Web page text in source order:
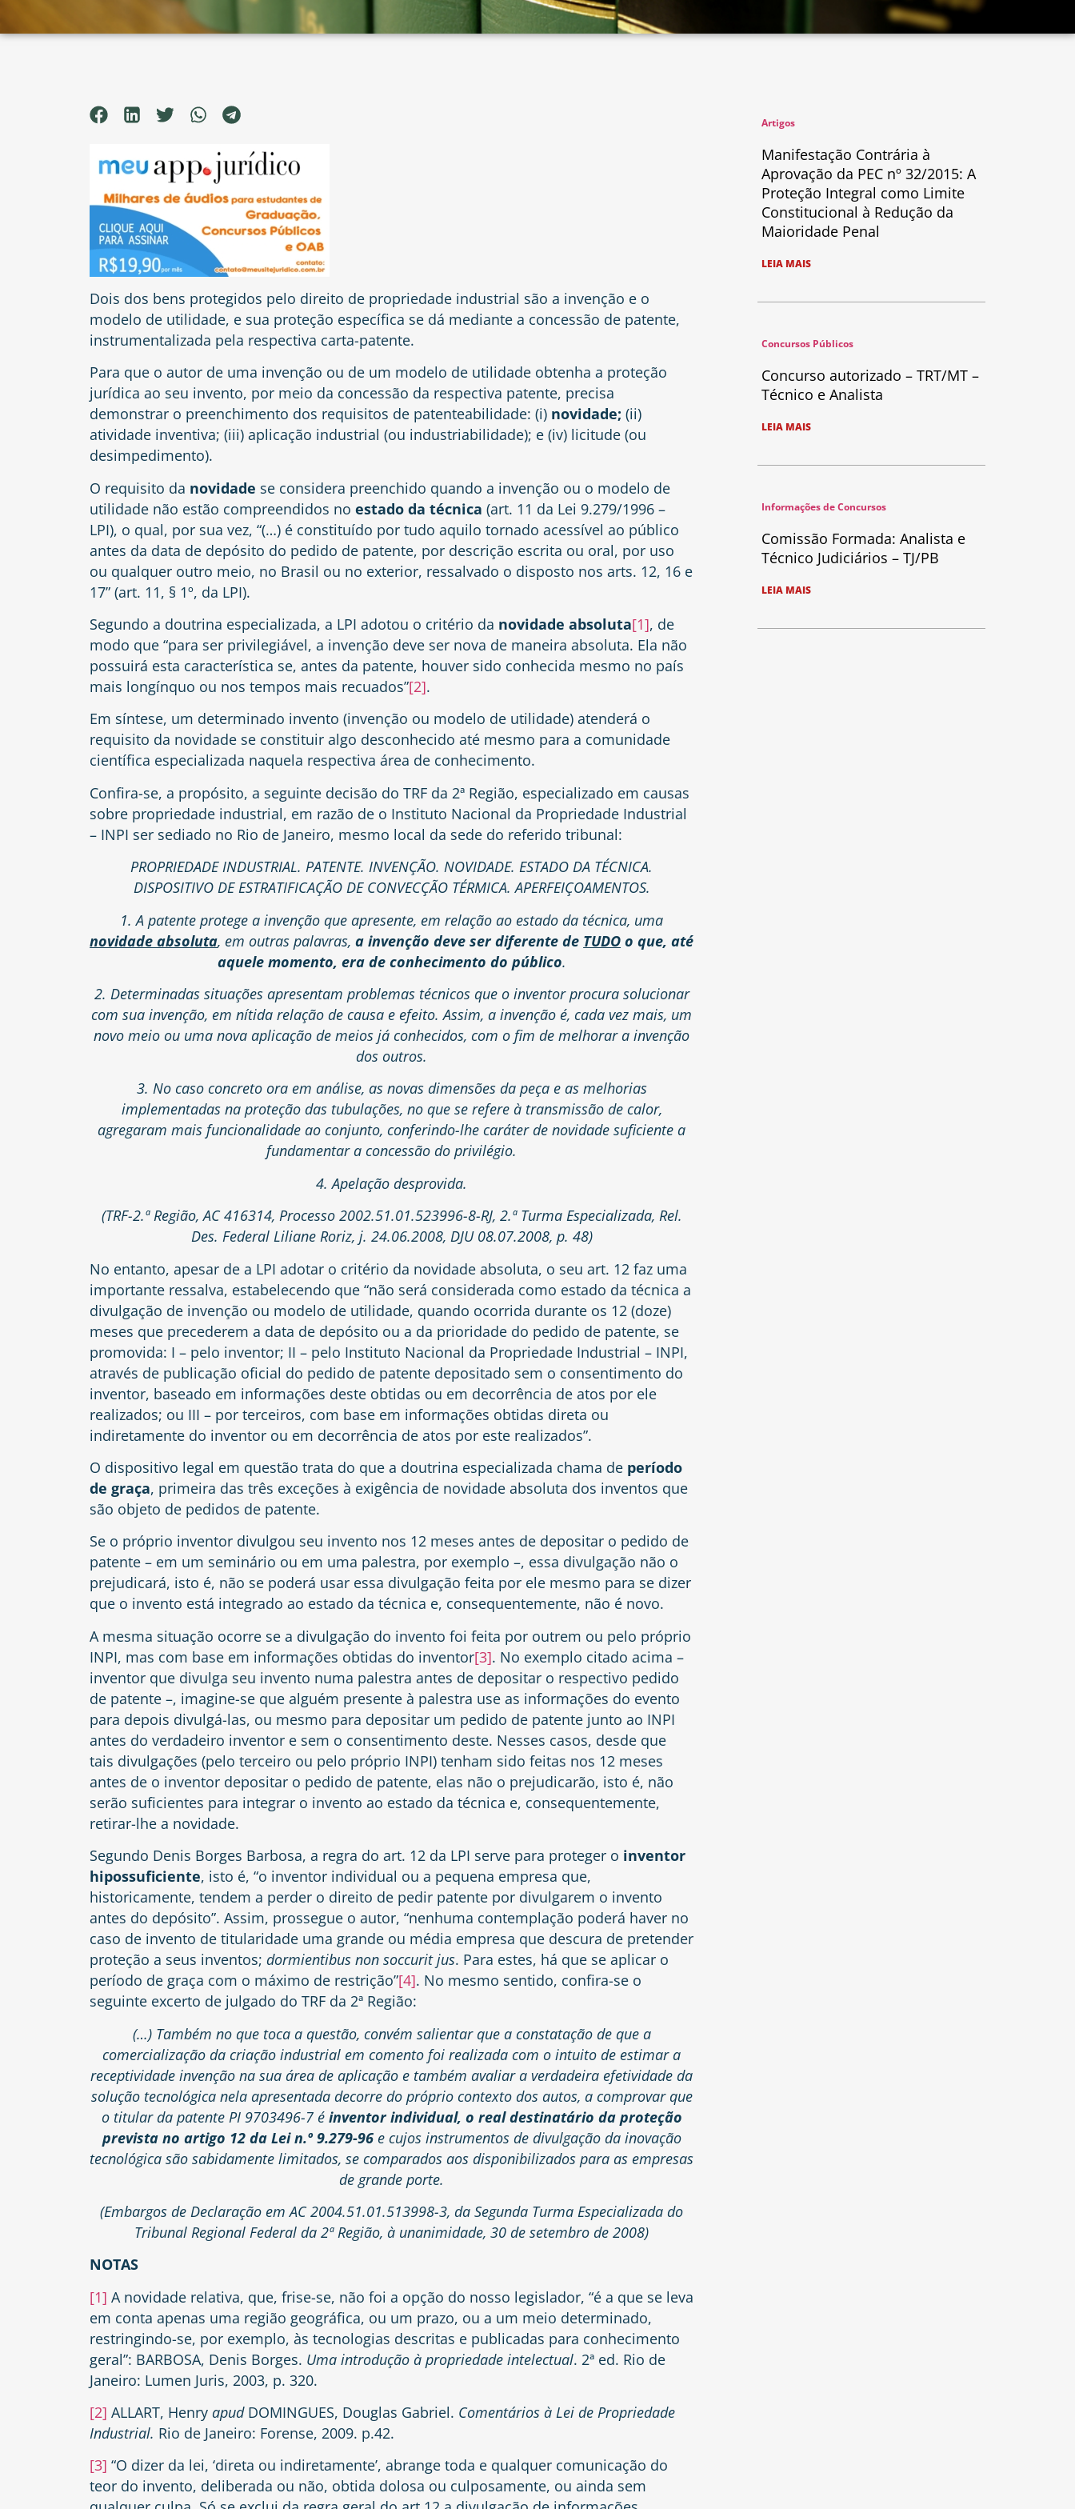
Dois dos bens protegidos pelo direito de propriedade industrial são a invenção e o
modelo de utilidade, e sua proteção específica se dá mediante a concessão de patente,
instrumentalizada pela respectiva carta-patente.
Para que o autor de uma invenção ou de um modelo de utilidade obtenha a proteção
jurídica ao seu invento, por meio da concessão da respectiva patente, precisa
demonstrar o preenchimento dos requisitos de patenteabilidade: (i) novidade; (ii)
atividade inventiva; (iii) aplicação industrial (ou industriabilidade); e (iv) licitude (ou
desimpedimento).
O requisito da novidade se considera preenchido quando a invenção ou o modelo de
utilidade não estão compreendidos no estado da técnica (art. 11 da Lei 9.279/1996 –
LPI), o qual, por sua vez, “(…) é constituído por tudo aquilo tornado acessível ao público
antes da data de depósito do pedido de patente, por descrição escrita ou oral, por uso
ou qualquer outro meio, no Brasil ou no exterior, ressalvado o disposto nos arts. 12, 16 e
17” (art. 11, § 1º, da LPI).
Segundo a doutrina especializada, a LPI adotou o critério da novidade absoluta[1], de
modo que “para ser privilegiável, a invenção deve ser nova de maneira absoluta. Ela não
possuirá esta característica se, antes da patente, houver sido conhecida mesmo no país
mais longínquo ou nos tempos mais recuados”[2].
Em síntese, um determinado invento (invenção ou modelo de utilidade) atenderá o
requisito da novidade se constituir algo desconhecido até mesmo para a comunidade
científica especializada naquela respectiva área de conhecimento.
Confira-se, a propósito, a seguinte decisão do TRF da 2ª Região, especializado em causas
sobre propriedade industrial, em razão de o Instituto Nacional da Propriedade Industrial
– INPI ser sediado no Rio de Janeiro, mesmo local da sede do referido tribunal:
PROPRIEDADE INDUSTRIAL. PATENTE. INVENÇÃO. NOVIDADE. ESTADO DA TÉCNICA.
DISPOSITIVO DE ESTRATIFICAÇÃO DE CONVECÇÃO TÉRMICA. APERFEIÇOAMENTOS.
1. A patente protege a invenção que apresente, em relação ao estado da técnica, uma
novidade absoluta, em outras palavras,a invenção deve ser diferente de TUDO o que, até
aquele momento, era de conhecimento do público.
2. Determinadas situações apresentam problemas técnicos que o inventor procura solucionar
com sua invenção, em nítida relação de causa e efeito. Assim, a invenção é, cada vez mais, um
novo meio ou uma nova aplicação de meios já conhecidos, com o fim de melhorar a invenção
dos outros.
3. No caso concreto ora em análise, as novas dimensões da peça e as melhorias
implementadas na proteção das tubulações, no que se refere à transmissão de calor,
agregaram mais funcionalidade ao conjunto, conferindo-lhe caráter de novidade suficiente a
fundamentar a concessão do privilégio.
4. Apelação desprovida.
(TRF-2.ª Região, AC 416314, Processo 2002.51.01.523996-8-RJ, 2.ª Turma Especializada, Rel.
Des. Federal Liliane Roriz, j. 24.06.2008, DJU 08.07.2008, p. 48)
No entanto, apesar de a LPI adotar o critério da novidade absoluta, o seu art. 12 faz uma
importante ressalva, estabelecendo que “não será considerada como estado da técnica a
divulgação de invenção ou modelo de utilidade, quando ocorrida durante os 12 (doze)
meses que precederem a data de depósito ou a da prioridade do pedido de patente, se
promovida: I – pelo inventor; II – pelo Instituto Nacional da Propriedade Industrial – INPI,
através de publicação oficial do pedido de patente depositado sem o consentimento do
inventor, baseado em informações deste obtidas ou em decorrência de atos por ele
realizados; ou III – por terceiros, com base em informações obtidas direta ou
indiretamente do inventor ou em decorrência de atos por este realizados”.
O dispositivo legal em questão trata do que a doutrina especializada chama de período
de graça, primeira das três exceções à exigência de novidade absoluta dos inventos que
são objeto de pedidos de patente.
Se o próprio inventor divulgou seu invento nos 12 meses antes de depositar o pedido de
patente – em um seminário ou em uma palestra, por exemplo –, essa divulgação não o
prejudicará, isto é, não se poderá usar essa divulgação feita por ele mesmo para se dizer
que o invento está integrado ao estado da técnica e, consequentemente, não é novo.
A mesma situação ocorre se a divulgação do invento foi feita por outrem ou pelo próprio
INPI, mas com base em informações obtidas do inventor[3]. No exemplo citado acima –
inventor que divulga seu invento numa palestra antes de depositar o respectivo pedido
de patente –, imagine-se que alguém presente à palestra use as informações do evento
para depois divulgá-las, ou mesmo para depositar um pedido de patente junto ao INPI
antes do verdadeiro inventor e sem o consentimento deste. Nesses casos, desde que
tais divulgações (pelo terceiro ou pelo próprio INPI) tenham sido feitas nos 12 meses
antes de o inventor depositar o pedido de patente, elas não o prejudicarão, isto é, não
serão suficientes para integrar o invento ao estado da técnica e, consequentemente,
retirar-lhe a novidade.
Segundo Denis Borges Barbosa, a regra do art. 12 da LPI serve para proteger o inventor
hipossuficiente, isto é, “o inventor individual ou a pequena empresa que,
historicamente, tendem a perder o direito de pedir patente por divulgarem o invento
antes do depósito”. Assim, prossegue o autor, “nenhuma contemplação poderá haver no
caso de invento de titularidade uma grande ou média empresa que descura de pretender
proteção a seus inventos; dormientibus non soccurit jus. Para estes, há que se aplicar o
período de graça com o máximo de restrição”[4]. No mesmo sentido, confira-se o
seguinte excerto de julgado do TRF da 2ª Região:
(…) Também no que toca a questão, convém salientar que a constatação de que a
comercialização da criação industrial em comento foi realizada com o intuito de estimar a
receptividade invenção na sua área de aplicação e também avaliar a verdadeira efetividade da
solução tecnológica nela apresentada decorre do próprio contexto dos autos, a comprovar que
o titular da patente PI 9703496-7 é inventor individual, o real destinatário da proteção
prevista no artigo 12 da Lei n.º 9.279-96e cujos instrumentos de divulgação da inovação
tecnológica são sabidamente limitados, se comparados aos disponibilizados para as empresas
de grande porte.
(Embargos de Declaração em AC 2004.51.01.513998-3, da Segunda Turma Especializada do
Tribunal Regional Federal da 2ª Região, à unanimidade, 30 de setembro de 2008)
NOTAS
[1] A novidade relativa, que, frise-se, não foi a opção do nosso legislador, “é a que se leva
em conta apenas uma região geográfica, ou um prazo, ou a um meio determinado,
restringindo-se, por exemplo, às tecnologias descritas e publicadas para conhecimento
geral”: BARBOSA, Denis Borges. Uma introdução à propriedade intelectual. 2ª ed. Rio de
Janeiro: Lumen Juris, 2003, p. 320.
[2] ALLART, Henry apud DOMINGUES, Douglas Gabriel. Comentários à Lei de Propriedade
Industrial. Rio de Janeiro: Forense, 2009. p.42.
[3] “O dizer da lei, ‘direta ou indiretamente’, abrange toda e qualquer comunicação do
teor do invento, deliberada ou não, obtida dolosa ou culposamente, ou ainda sem
Artigos
Manifestação Contrária à
Aprovação da PEC nº 32/2015: A
Proteção Integral como Limite
Constitucional à Redução da
Maioridade Penal
LEIA MAIS
Concursos Públicos
Concurso autorizado – TRT/MT –
Técnico e Analista
LEIA MAIS
Informações de Concursos
Comissão Formada: Analista e
Técnico Judiciários – TJ/PB
LEIA MAIS